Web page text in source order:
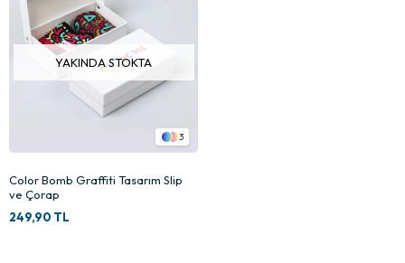
YAKINDA STOKTA
3
Color Bomb Graffiti Tasarım Slip
ve Çorap
249,90 TL